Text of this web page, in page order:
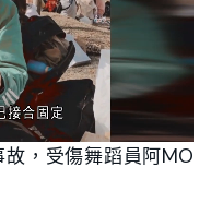
故，受傷舞蹈員阿MO